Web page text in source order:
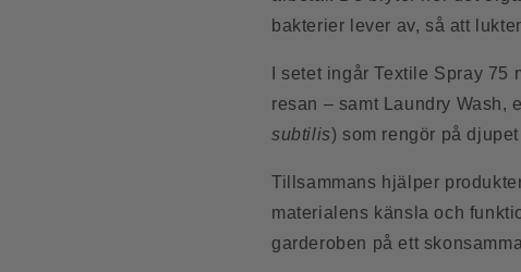
bakterier lever av, så att
I setet ingår Textile Spray
resan – samt Laundry Wash,
subtilis) som rengör på
Tillsammans hjälper
materialens känsla och
garderoben på ett